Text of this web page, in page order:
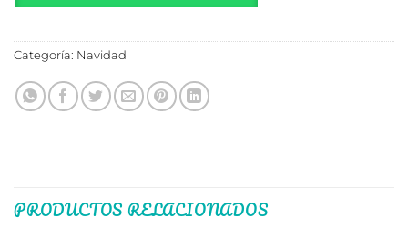
Categoría: Navidad
PRODUCTOS RELACIONADOS